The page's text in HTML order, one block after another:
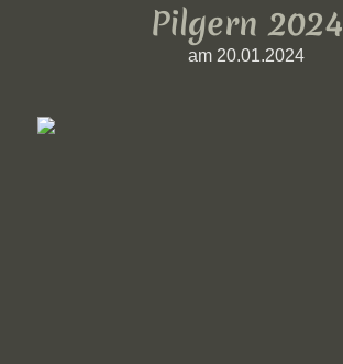
Pilgern 2024
am 20.01.2024